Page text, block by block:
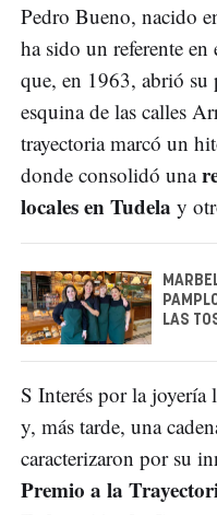
Pedro Bueno, nacido
ha sido un referente en
que, en 1963, abrió su
esquina de las calles
trayectoria marcó un
donde consolidó una
locales en Tudela y
LAS
S Interés por la
y, más tarde, una
caracterizaron por su
Premio a la